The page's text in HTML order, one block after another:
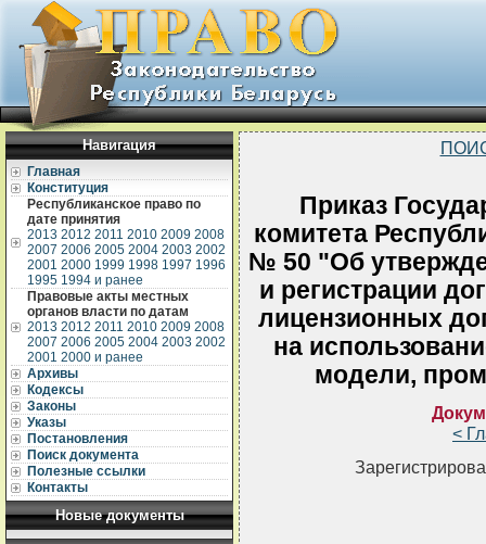
Навигация
Главная
Конституция
Республиканское право по
дате принятия
2013 2012 2011 2010 2009 2008
2007 2006 2005 2004 2003 2002
2001 2000 1999 1998 1997 1996
1995 1994 и ранее
Правовые акты местных
органов власти по датам
2013 2012 2011 2010 2009 2008
2007 2006 2005 2004 2003 2002
2001 2000 и ранее
Архивы
Кодексы
Законы
Указы
Постановления
Поиск документа
Полезные ссылки
Контакты
Новые документы
Приказ
комитета
№ 50 "Об
и регистрации
лицензионных
на
модели,
<